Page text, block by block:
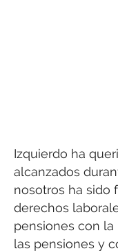
Izquierdo ha
alcanzados
nosotros ha sido
derechos
pensiones con
las pensiones y